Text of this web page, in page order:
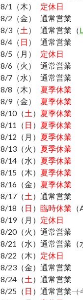
8/1（木） 定休日
8/2（金） 通常営業
8/3（土 ） 通常営業（
8/4（ 日 ） 通常営業
8/5（月） 定休日
8/6（火） 通常営業
8/7（水） 通常営業
8/8（木） 夏季休業
8/9（金） 夏季休業
8/10（土 ） 夏季休業
8/11（ 日 ） 夏季休業
8/12（月） 夏季休業
8/13（火） 夏季休業
8/14（水） 夏季休業
8/15（木） 夏季休業
8/16（金） 夏季休業
8/17（土 ）通常営業
8/18（ 日 ） 臨時休業
8/19（月） 定休日
8/20（火）通常営業
8/21（水）通常営業（
8/22（木） 定休日
8/23（金）通常営業
8/24（土 ）通常営業
8/25（ 日 ）通常営業（